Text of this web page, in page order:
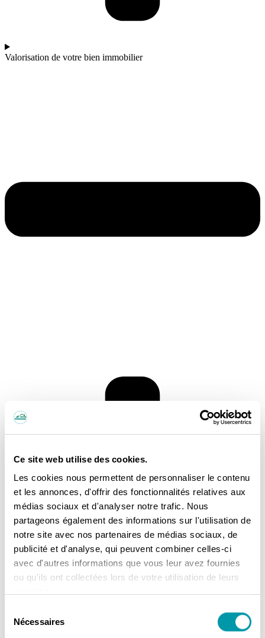
Ce site web utilise des cookies.
Les cookies nous permettent de personnaliser le contenu
et les annonces, d'offrir des fonctionnalités relatives aux
médias sociaux et d'analyser notre trafic. Nous
partageons également des informations sur l'utilisation de
notre site avec nos partenaires de médias sociaux, de
publicité et d'analyse, qui peuvent combiner celles-ci
avec d'autres informations que vous leur avez fournies
ou qu'ils ont collectées lors de votre utilisation de leurs
Nécessaires
Valorisation de votre bien immobilier